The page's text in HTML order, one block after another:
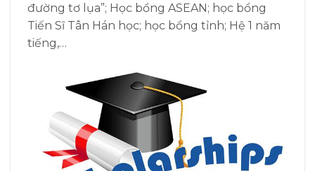
đường tơ lụa”; Học bổng ASEAN; học bổng
Tiến Sĩ Tân Hán học; học bổng tỉnh; Hệ 1 năm
tiếng,…